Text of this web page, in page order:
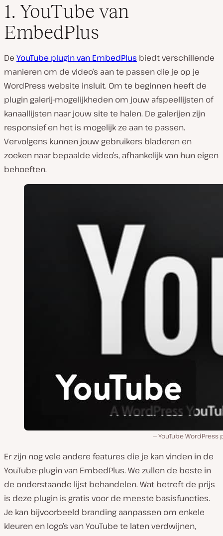
1. YouTube van
EmbedPlus
De YouTube plugin van EmbedPlus biedt verschillende
manieren om de video’s aan te passen die je op je
WordPress website insluit. Om te beginnen heeft de
plugin galerij-mogelijkheden om jouw afspeellijsten of
kanaallijsten naar jouw site te halen. De galerijen zijn
responsief en het is mogelijk ze aan te passen.
Vervolgens kunnen jouw gebruikers bladeren en
zoeken naar bepaalde video’s, afhankelijk van hun eigen
behoeften.
YouTube WordPress
Er zijn nog vele andere features die je kan vinden in de
YouTube-plugin van EmbedPlus. We zullen de beste in
de onderstaande lijst behandelen. Wat betreft de prijs
is deze plugin is gratis voor de meeste basisfuncties.
Je kan bijvoorbeeld branding aanpassen om enkele
kleuren en logo’s van YouTube te laten verdwijnen,